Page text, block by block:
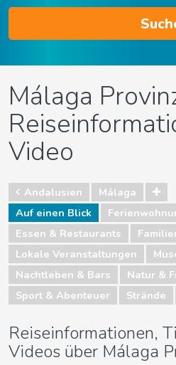
Málaga
Video
Andalusien
Málaga
Auf einen Blick
Essen & Restaurants
Lokale Veranstaltungen
Nachtleben & Bars
Natur &
Sport & Abenteuer
Strände
Reiseinformationen,
Videos über Málaga